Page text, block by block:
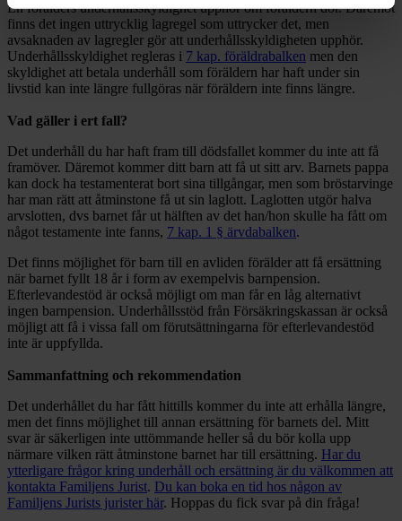
En förälders underhållsskyldighet upphör om föräldern dör. Däremot
finns det ingen uttrycklig lagregel som uttrycker det, men
avsaknaden av lagregler gör att underhållsskyldigheten upphör.
Underhållsskyldighet regleras i 7 kap. föräldrabalken men den
skyldighet att betala underhåll som föräldern har haft under sin
livstid kan inte längre fullgöras när föräldern inte finns längre.
Vad gäller i ert fall?
Det underhåll du har haft fram till dödsfallet kommer du inte att få
framöver. Däremot kommer ditt barn att få ut sitt arv. Barnets pappa
kan dock ha testamenterat bort sina tillgångar, men som bröstarvinge
har man rätt att åtminstone få ut sin laglott. Laglotten utgör halva
arvslotten, dvs barnet får ut hälften av det han/hon skulle ha fått om
något testamente inte fanns, 7 kap. 1 § ärvdabalken.
Det finns möjlighet för barn till en avliden förälder att få ersättning
när barnet fyllt 18 år i form av exempelvis barnpension.
Efterlevandestöd är också möjligt om man får en låg alternativt
ingen barnpension. Underhållsstöd från Försäkringskassan är också
möjligt att få i vissa fall om förutsättningarna för efterlevandestöd
inte är uppfyllda.
Sammanfattning och rekommendation
Det underhållet du har fått hittills kommer du inte att erhålla längre,
men det finns möjlighet till annan ersättning för barnets del. Mitt
svar är säkerligen inte uttömmande heller så du bör kolla upp
närmare vilken rätt åtminstone barnet har till ersättning. Har du
ytterligare frågor kring underhåll och ersättning är du välkommen att
kontakta Familjens Jurist. Du kan boka en tid hos någon av
Familjens Jurists jurister här. Hoppas du fick svar på din fråga!